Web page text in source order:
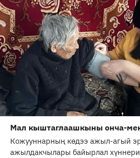
Мал кыштаглаашкыны онча-
Кожууннарның көдээ ажыл-агый
ажылдакчылары байырлал